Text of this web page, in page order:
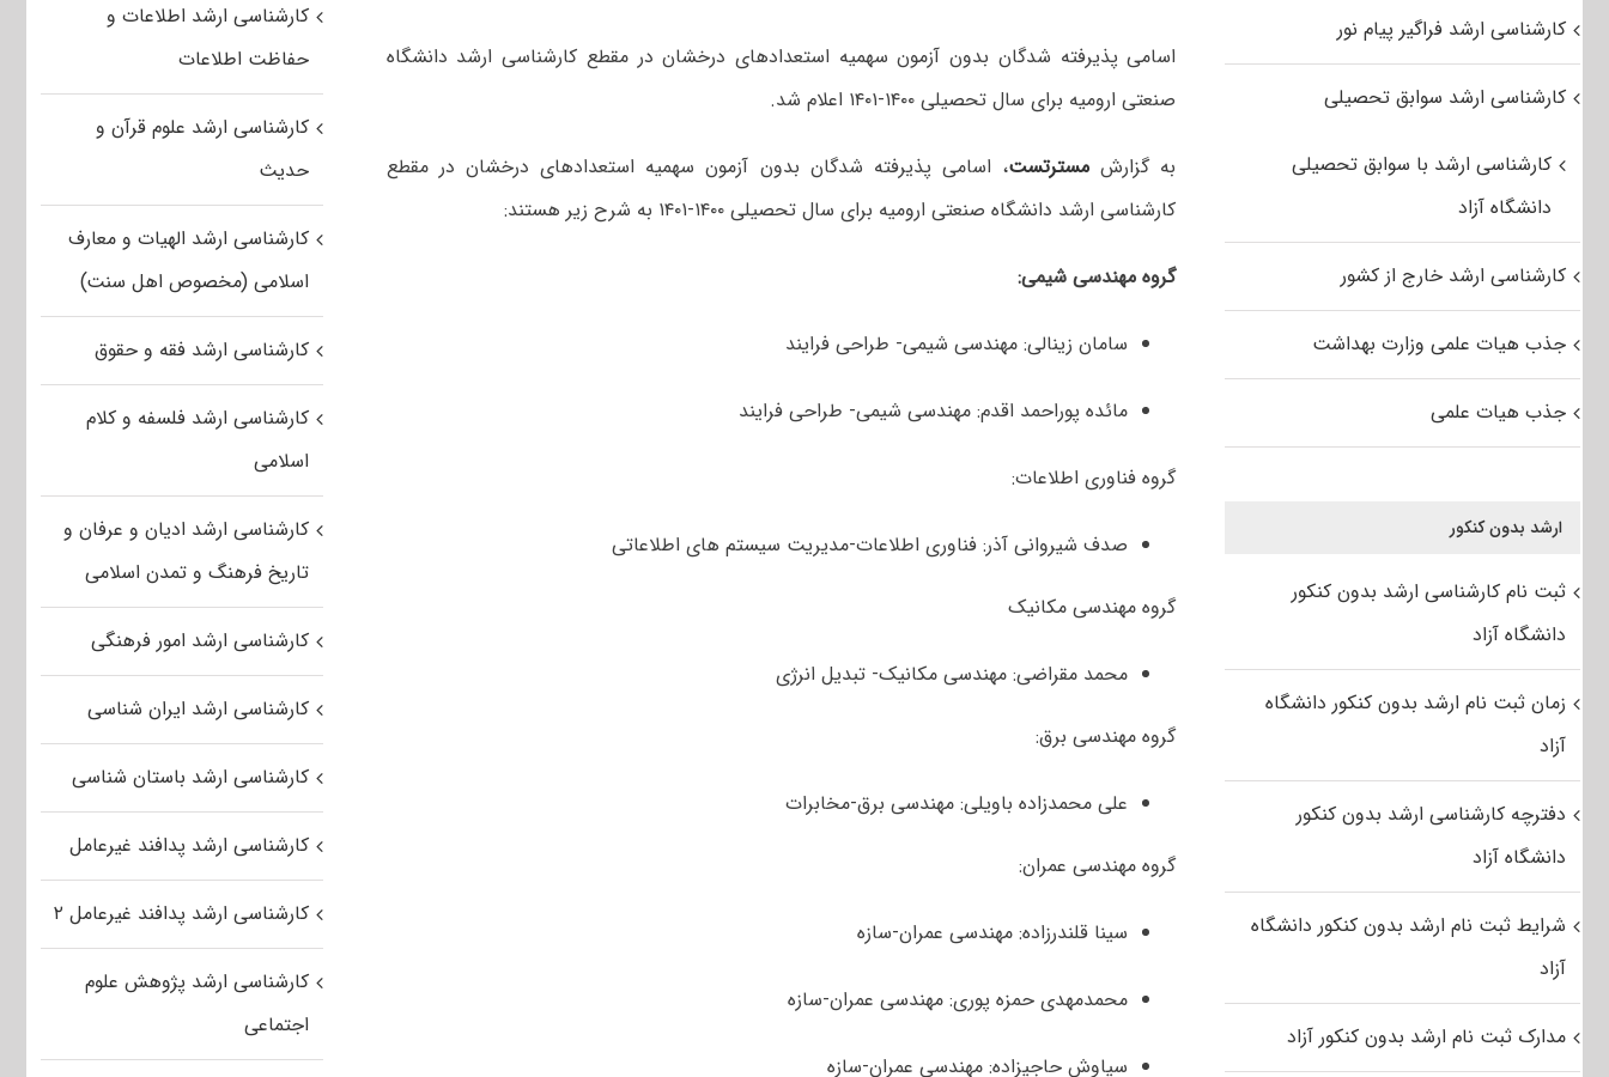
اسامی پذیرفته شدگان بدون آزمون سهمیه استعدادهای درخشان در مقطع کارشناسی ارشد دانشگاه
صنعتی ‌ارومیه برای سال تحصیلی ۱۴۰۰-۱۴۰۱‌ اعلام شد.
به گزارش مسترتست، اسامی پذیرفته شدگان بدون آزمون سهمیه استعدادهای درخشان در مقطع
کارشناسی ارشد دانشگاه صنعتی ‏ارومیه برای سال تحصیلی ۱۴۰۰-۱۴۰۱‏ به شرح زیر هستند:
گروه مهندسی شیمی:
سامان زینالی: مهندسی شیمی- طراحی فرایند
مائده پوراحمد اقدم: مهندسی شیمی- طراحی فرایند
گروه فناوری اطلاعات:
صدف شیروانی آذر: فناوری اطلاعات-مدیریت سیستم های اطلاعاتی
گروه مهندسی مکانیک
محمد مقراضی: مهندسی مکانیک- تبدیل انرژی
گروه مهندسی برق:
علی محمدزاده باویلی: مهندسی برق-مخابرات
گروه مهندسی عمران:
سینا قلندرزاده: مهندسی عمران-سازه
محمدمهدی حمزه پوری: مهندسی عمران-سازه
سیاوش حاجیزاده: مهندسی عمران-سازه
کارشناسی ارشد اطلاعات و
حفاظت اطلاعات
کارشناسی ارشد علوم قرآن و
حدیث
کارشناسی ارشد الهیات و معارف
اسلامی (مخصوص اهل سنت)
کارشناسی ارشد فقه و حقوق
کارشناسی ارشد فلسفه و کلام
اسلامی
کارشناسی ارشد ادیان و عرفان و
تاریخ فرهنگ و تمدن اسلامی
کارشناسی ارشد امور فرهنگی
کارشناسی ارشد ایران شناسی
کارشناسی ارشد باستان شناسی
کارشناسی ارشد پدافند غیرعامل
کارشناسی ارشد پدافند غیرعامل ۲
کارشناسی ارشد پژوهش علوم
اجتماعی
کارشناسی ارشد فراگیر پیام نور
کارشناسی ارشد سوابق تحصیلی
کارشناسی ارشد با سوابق تحصیلی
دانشگاه آزاد
کارشناسی ارشد خارج از کشور
جذب هیات علمی وزارت بهداشت
جذب هیات علمی
ارشد بدون کنکور
ثبت نام کارشناسی ارشد بدون کنکور
دانشگاه آزاد
زمان ثبت نام ارشد بدون کنکور دانشگاه
آزاد
دفترچه کارشناسی ارشد بدون کنکور
دانشگاه آزاد
شرایط ثبت نام ارشد بدون کنکور دانشگاه
آزاد
مدارک ثبت نام ارشد بدون کنکور آزاد